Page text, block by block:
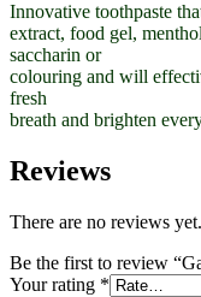
Innovative toothpaste
extract, food gel,
saccharin or
colouring and will
fresh
breath and brighten
Reviews
There are no reviews yet.
Be the first to review
Your rating *